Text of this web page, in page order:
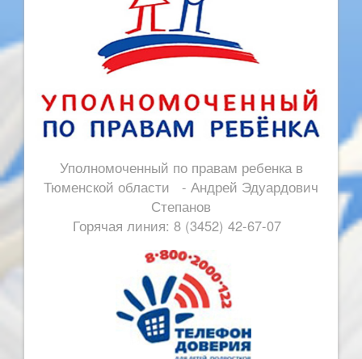
Уполномоченный по правам ребенка в
Тюменской области - Андрей Эдуардович
Степанов
Горячая линия: 8 (3452) 42-67-07